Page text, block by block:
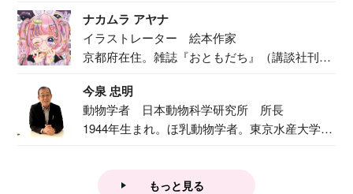
ナカムラ アヤナ
イラストレーター 絵本作家
京都府在住。雑誌『おともだち』（講談社刊）
今泉 忠明
動物学者 日本動物科学研究所 所長
1944年生まれ。ほ乳動物学者。東京水産大学卒
もっと見る